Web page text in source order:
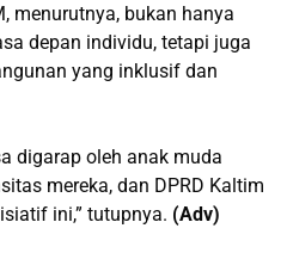
menurutnya, bukan hanya
depan individu, tetapi juga
yang inklusif dan
digarap oleh anak muda
mereka, dan DPRD Kaltim
ini,” tutupnya. (Adv)